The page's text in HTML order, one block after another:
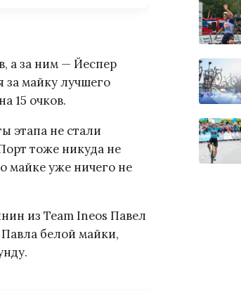
а за ним — Йеспер
за майку лучшего
15 очков.
этапа не стали
тоже никуда не
майке уже ничего не
из Team Ineos Павел
белой майки,